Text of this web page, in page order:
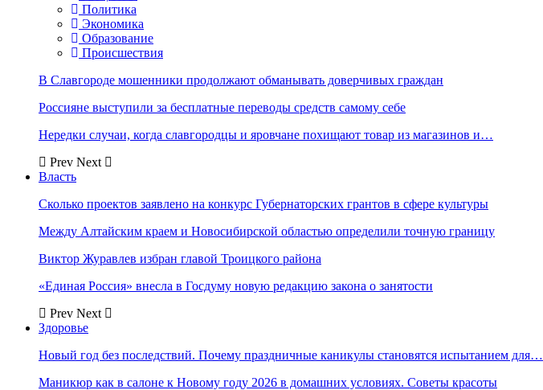
Политика
Экономика
Образование
Происшествия
В Славгороде мошенники продолжают обманывать доверчивых граждан
Россияне выступили за бесплатные переводы средств самому себе
Нередки случаи, когда славгородцы и яровчане похищают товар из магазинов и…
Prev Next
Власть
Сколько проектов заявлено на конкурс Губернаторских грантов в сфере культуры
Между Алтайским краем и Новосибирской областью определили точную границу
Виктор Журавлев избран главой Троицкого района
«Единая Россия» внесла в Госдуму новую редакцию закона о занятости
Prev Next
Здоровье
Новый год без последствий. Почему праздничные каникулы становятся испытанием для…
Маникюр как в салоне к Новому году 2026 в домашних условиях. Советы красоты